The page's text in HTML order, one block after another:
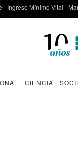
Ingreso Mínimo Vital
CIENCIA